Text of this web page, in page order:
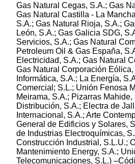
Gas Natural Cegas, S.A.; Gas
Gas Natural Castilla - La
S.A.; Gas Natural Rioja, S.A.;
León, S.A.; Gas Galicia SDG,
Servicios, S.A.; Gas Natural
Petroleum Oil & Gas España,
Electricidad, S.A.; Gas Natural
Gas Natural Corporación Eólica,
Informática, S.A.; La Energía,
Comercial; S.L.; Unión Fenosa
Meirama, S.A.; Pizarras
Distribución, S.A.; Electra de
Internacional, S.A.; Arte
General de Edificios y Solares,
de Industrias Electroquímicas,
Construcción Industrial, S.L.U.;
Mantenimiento Energy, S.A.;
Telecomunicaciones, S.L.)